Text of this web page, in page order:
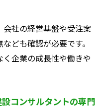
視した求人選びのポ
社の経営基盤や受注案
ども確認が必要です。
企業の成長性や働きや
コンサルタントの専門